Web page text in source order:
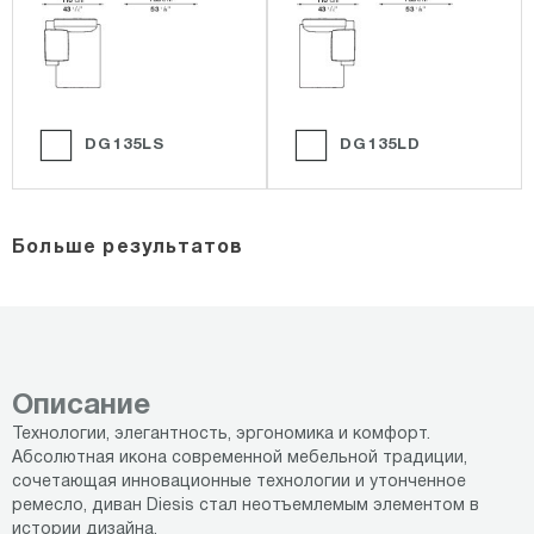
DG135LS DG135LD
Больше результатов
Описание
Технологии, элегантность, эргономика и комфорт.
Абсолютная икона современной мебельной традиции,
сочетающая инновационные технологии и утонченное
ремесло, диван Diesis стал неотъемлемым элементом в
истории дизайна.